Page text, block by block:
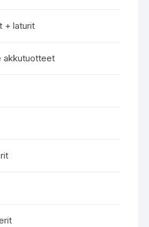
+ laturit
akkutuotteet